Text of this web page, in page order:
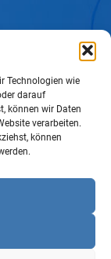
Technologien wie
darauf
können wir Daten
verarbeiten.
können